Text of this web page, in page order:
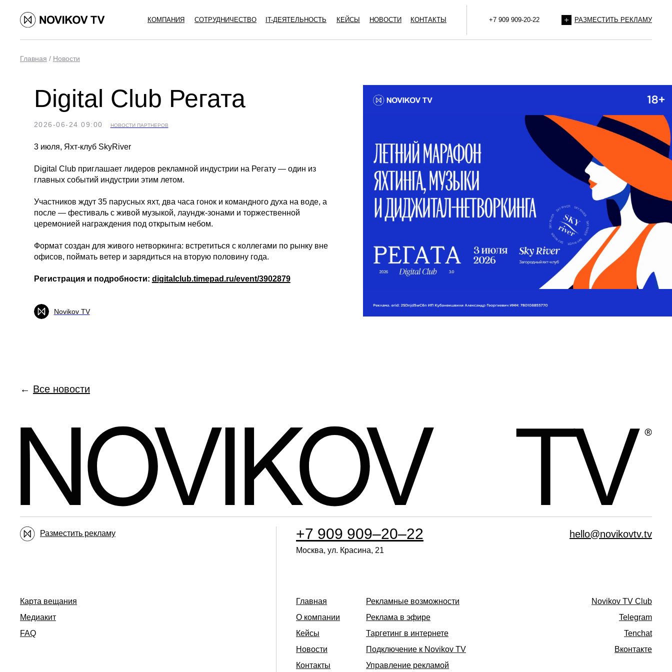
РАЗМЕСТИТЬ РЕКЛАМУ
+7 909 909-20-22
КОМПАНИЯ IT-ДЕЯТЕЛЬНОСТЬ
СОТРУДНИЧЕСТВО КЕЙСЫ НОВОСТИ КОНТАКТЫ
Главная / Новости
Digital Club Регата
2026-06-24 09:00 НОВОСТИ ПАРТНЕРОВ
3 июля, Яхт-клуб SkyRiver
Digital Club приглашает лидеров рекламной индустрии на Регату — один из
главных событий индустрии этим летом.
Участников ждут 35 парусных яхт, два часа гонок и командного духа на воде, а
после — фестиваль с живой музыкой, лаундж-зонами и торжественной
церемонией награждения под открытым небом.
Формат создан для живого нетворкинга: встретиться с коллегами по рынку вне
офисов, поймать ветер и зарядиться на вторую половину года.
Регистрация и подробности: digitalclub.timepad.ru/event/3902879
Novikov TV
← Все новости
Разместить рекламу hello@novikovtv.tv
+7 909 909–20–22
Москва, ул. Красина, 21
Главная
О компании
Кейсы
Новости
Контакты
Рекламные возможности
Реклама в эфире
Таргетинг в интернете
Подключение к Novikov TV
Управление рекламой
Novikov TV Club
Telegram
Tenchat
Вконтакте
Карта вещания
Медиакит
FAQ